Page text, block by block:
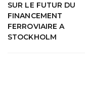
SUR LE FUTUR DU
FINANCEMENT
FERROVIAIRE A
STOCKHOLM